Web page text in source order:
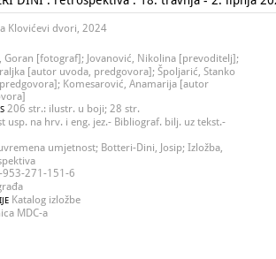
Klovićevi dvori, 2024
Goran [fotograf]; Jovanović, Nikolina [prevoditelj];
[autor uvoda, predgovora]; Špoljarić, Stanko
Komesarović, Anamarija [autor
206 str.: ilustr. u boji; 28 str.
usp. na hrv. i eng. jez.- Bibliograf. bilj. uz tekst.-
umjetnost; Botteri-Dini, Josip; Izložba,
953-271-151-6
Katalog izložbe
MDC-a